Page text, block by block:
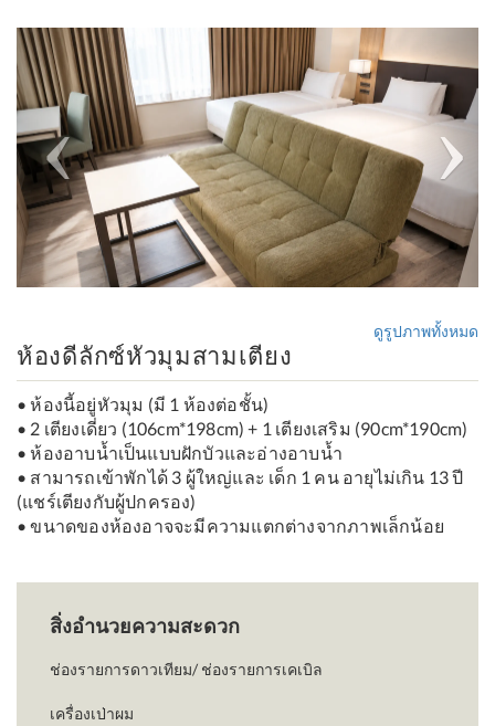
Previous
ดูรูปภาพทั้งหมด
ห้องดีลักซ์หัวมุมสามเตียง
• ห้องนี้อยู่หัวมุม (มี 1 ห้องต่อชั้น)
• 2 เตียงเดี่ยว (106cm*198cm) + 1 เตียงเสริม (90cm*190cm)
• ห้องอาบน้ำเป็นแบบฝักบัวและอ่างอาบน้ำ
• สามารถเข้าพักได้ 3 ผู้ใหญ่และ เด็ก 1 คน อายุไม่เกิน 13 ปี
(แชร์เตียงกับผู้ปกครอง)
• ขนาดของห้องอาจจะมีความแตกต่างจากภาพเล็กน้อย
สิ่งอำนวยความสะดวก
ช่องรายการดาวเทียม/ ช่องรายการเคเบิล
เครื่องเป่าผม